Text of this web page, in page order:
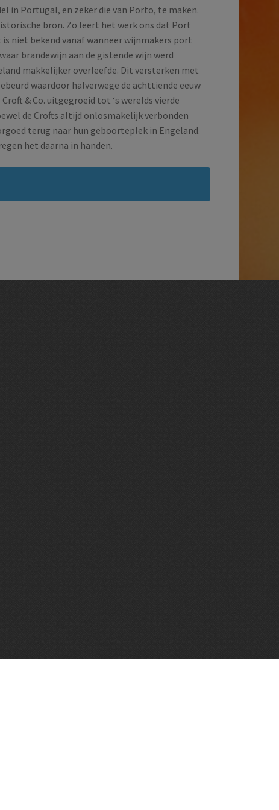
in Portugal, en zeker die van Porto, te maken.
bron. Zo leert het werk ons dat Port
niet bekend vanaf wanneer wijnmakers port
brandewijn aan de gistende wijn werd
makkelijker overleefde. Dit versterken met
waardoor halverwege de achttiende eeuw
& Co. uitgegroeid tot ‘s werelds vierde
de Crofts altijd onlosmakelijk verbonden
terug naar hun geboorteplek in Engeland.
het daarna in handen.